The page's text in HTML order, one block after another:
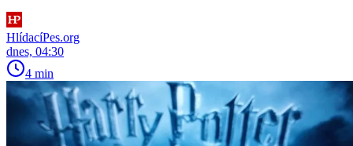
HlídacíPes.org
dnes, 04:30
4 min